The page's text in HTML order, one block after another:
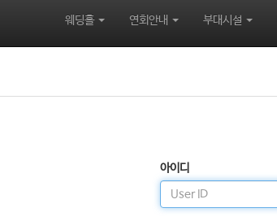
웨딩홀 연회안내 부대시설
아이디